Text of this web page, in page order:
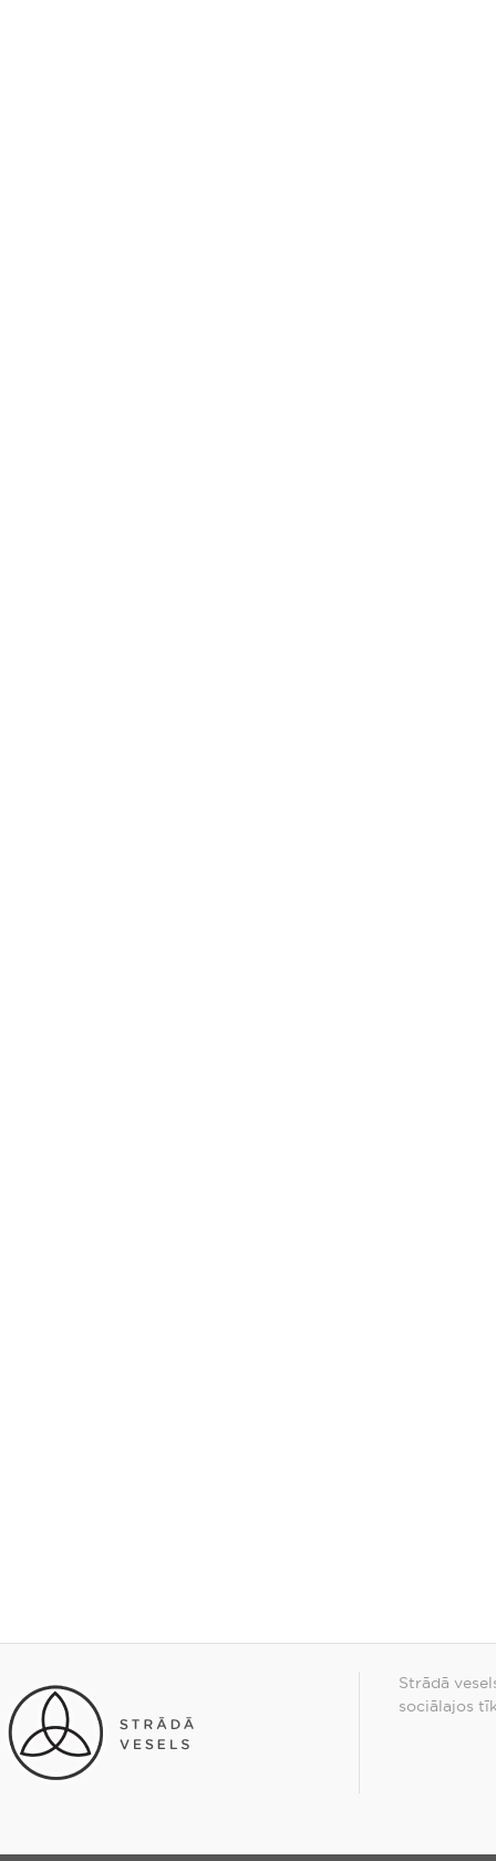
Strādā
sociālajos